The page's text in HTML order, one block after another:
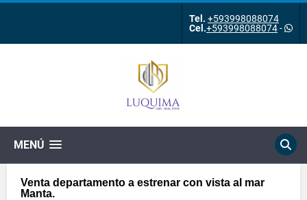
Tel. +593998088074
Cel.+593998088074-
MENÚ
Venta departamento a estrenar con vista al mar
Manta.